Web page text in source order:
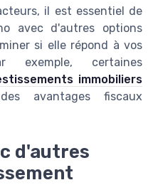
il est essentiel de
avec d'autres options
si elle répond à vos
exemple, certaines
immobiliers
avantages fiscaux
d'autres